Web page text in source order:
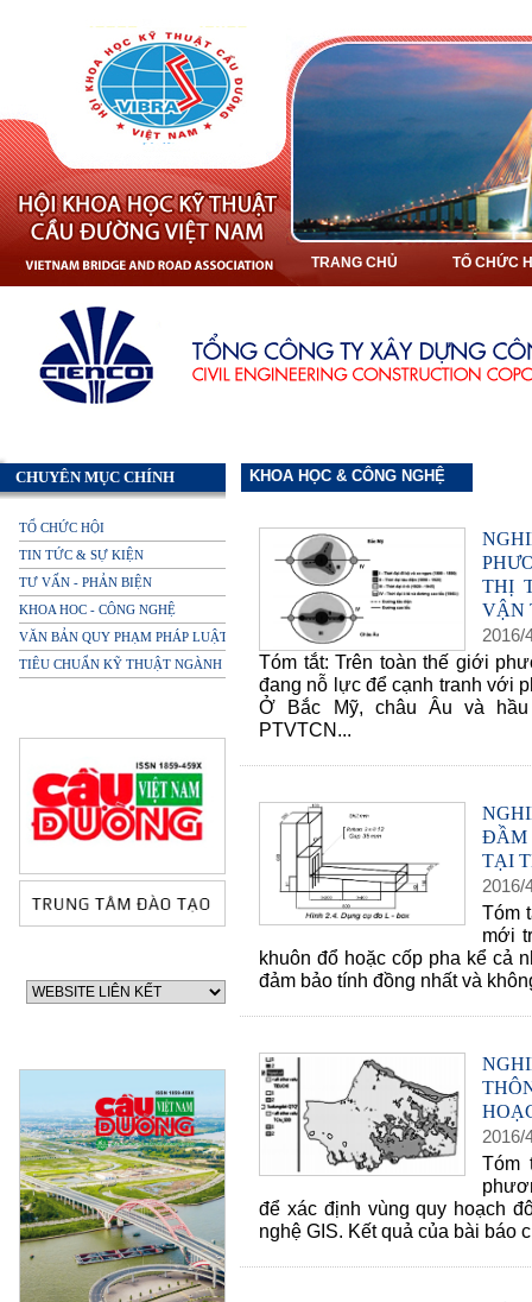
TRANG CHỦ TỔ CHỨC
CHUYÊN MỤC CHÍNH
TỔ CHỨC HỘI
TIN TỨC & SỰ KIỆN
TƯ VẤN - PHẢN BIỆN
KHOA HOC - CÔNG NGHỆ
VĂN BẢN QUY PHẠM PHÁP LUẬT
TIÊU CHUẨN KỸ THUẬT NGÀNH
KHOA HỌC & CÔNG NGHỆ
THỊ
VẬN
2016/
Tóm tắt: Trên toàn thế giới
đang nỗ lực để cạnh tranh với
Ở Bắc Mỹ, châu Âu và
PTVTCN...
ĐẦM
TẠI
2016/
Tóm
mới
khuôn đổ hoặc cốp pha kể cả
đảm bảo tính đồng nhất và
2016/
Tóm
để xác định vùng quy hoạch
nghệ GIS. Kết quả của bài báo
60 NĂM ĐIỆN BIÊN PHỦ
70 NĂM GTVT VIỆT
2015)